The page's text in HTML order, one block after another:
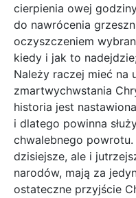
cierpienia owej
do nawrócenia
oczyszczeniem
kiedy i jak to
Należy raczej mieć na
zmartwychwstania
historia jest
i dlatego powinna
chwalebnego
dzisiejsze, ale i
narodów, mają za
ostateczne przyjście